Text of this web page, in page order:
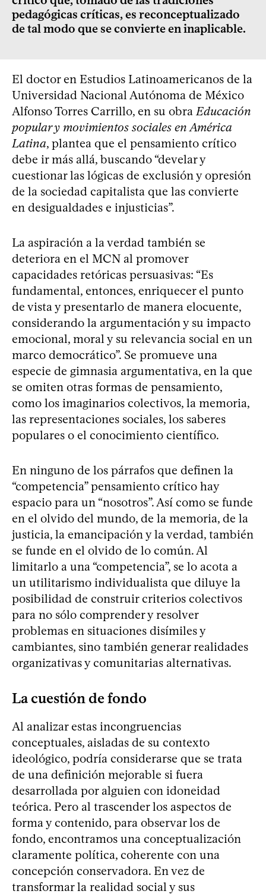
pedagógicas críticas, es reconceptualizado
de tal modo que se convierte en inaplicable.
El doctor en Estudios Latinoamericanos de la
Universidad Nacional Autónoma de México
Alfonso Torres Carrillo, en su obraEducación
popular y movimientos sociales en América
Latina, plantea que el pensamiento crítico
debe ir más allá, buscando “develar y
cuestionar las lógicas de exclusión y opresión
de la sociedad capitalista que las convierte
en desigualdades e injusticias”.
La aspiración a la verdad también se
deteriora en el MCN al promover
capacidades retóricas persuasivas: “Es
fundamental, entonces, enriquecer el punto
de vista y presentarlo de manera elocuente,
considerando la argumentación y su impacto
emocional, moral y su relevancia social en un
marco democrático”. Se promueve una
especie de gimnasia argumentativa, en la que
se omiten otras formas de pensamiento,
como los imaginarios colectivos, la memoria,
las representaciones sociales, los saberes
populares o el conocimiento científico.
En ninguno de los párrafos que definen la
“competencia” pensamiento crítico hay
espacio para un “nosotros”. Así como se funde
en el olvido del mundo, de la memoria, de la
justicia, la emancipación y la verdad, también
se funde en el olvido de lo común. Al
limitarlo a una “competencia”, se lo acota a
un utilitarismo individualista que diluye la
posibilidad de construir criterios colectivos
para no sólo comprender y resolver
problemas en situaciones disímiles y
cambiantes, sino también generar realidades
organizativas y comunitarias alternativas.
La cuestión de fondo
Al analizar estas incongruencias
conceptuales, aisladas de su contexto
ideológico, podría considerarse que se trata
de una definición mejorable si fuera
desarrollada por alguien con idoneidad
teórica. Pero al trascender los aspectos de
forma y contenido, para observar los de
fondo, encontramos una conceptualización
claramente política, coherente con una
concepción conservadora. En vez de
transformar la realidad social y sus